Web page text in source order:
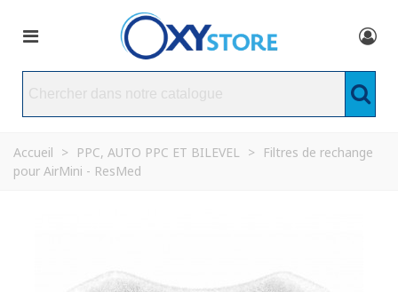
Accueil > PPC, AUTO PPC ET BILEVEL >
Filtres de rechange
pour AirMini - ResMed